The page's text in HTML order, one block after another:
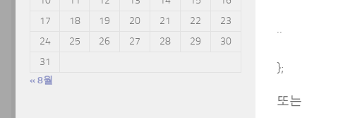
..
};
또는
17
18 19 20 21 22
23
24
25 26 27 28 29
30
31
« 8월